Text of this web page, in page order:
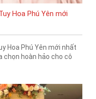
Hoa Phú Yên mới
Hoa Phú Yên mới nhất
chọn hoàn hảo cho cô